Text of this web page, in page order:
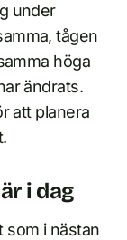
under
tågen
höga
ändrats.
att planera
i dag
som i nästan